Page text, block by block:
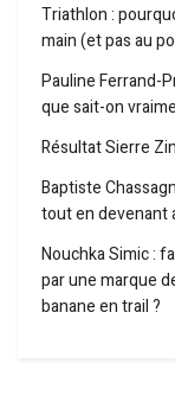
Triathlon :
main (et pas au
Pauline Ferrand-
que sait-on
Résultat Sierre
Baptiste
tout en devenant
Nouchka Simic :
par une marque
banane en trail ?